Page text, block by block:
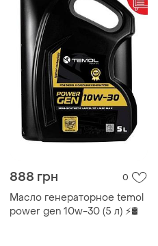
888 грн 0
Масло генераторное temol
power gen 10w-30 (5 л) ⚡🛢️